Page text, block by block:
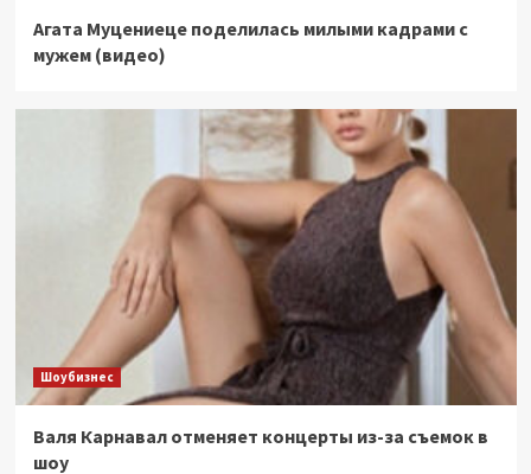
Агата Муцениеце поделилась милыми кадрами с
мужем (видео)
Шоубизнес
Валя Карнавал отменяет концерты из-за съемок в
шоу